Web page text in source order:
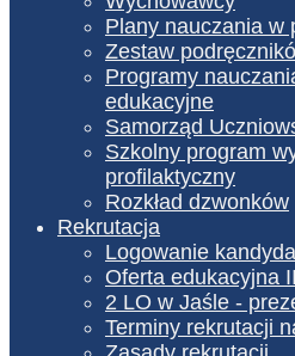
Plany nauczania w
Zestaw
Programy
edukacyjne
Samorząd
Szkolny program
profilaktyczny
Rozkład dzwonków
Rekrutacja
Logowanie
Oferta edukacyjna
2 LO w Jaśle -
Terminy rekrutacji